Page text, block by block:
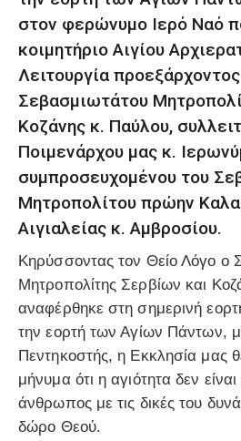
στον φερώνυμο Ιερό Ναό
κοιμητήριο Αιγίου
Λειτουργία
Σεβασμιωτάτου
Κοζάνης κ. Παύλου,
Ποιμενάρχου μας κ.
συμπροσευχομένου του
Μητροπολίτου πρώην
Αιγιαλείας κ. Αμβροσίου.
Κηρύσσοντας τον Θείο Λόγο ο
Μητροπολίτης Σερβίων και
αναφέρθηκε στη σημερινή
την εορτή των Αγίων Πάντων,
Πεντηκοστής, η Εκκλησία μας
μήνυμα ότι η αγιότητα δεν
άνθρωπος με τις δικές του
δώρο Θεού.